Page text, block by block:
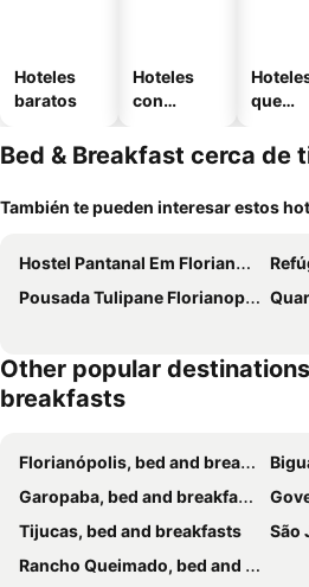
Hoteles
baratos
Hoteles
con
que
Bed & Breakfast cerca de
También te pueden interesar estos
Hostel Pantanal Em Florianopolis
Pousada Tulipane Florianopolis
Other popular
breakfasts
Florianópolis, bed and breakfasts
Garopaba, bed and breakfasts
Tijucas, bed and breakfasts
São
Rancho Queimado, bed and breakfasts